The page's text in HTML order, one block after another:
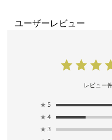
ユーザーレビュー
レビュー
★ 5
★ 4
★ 3